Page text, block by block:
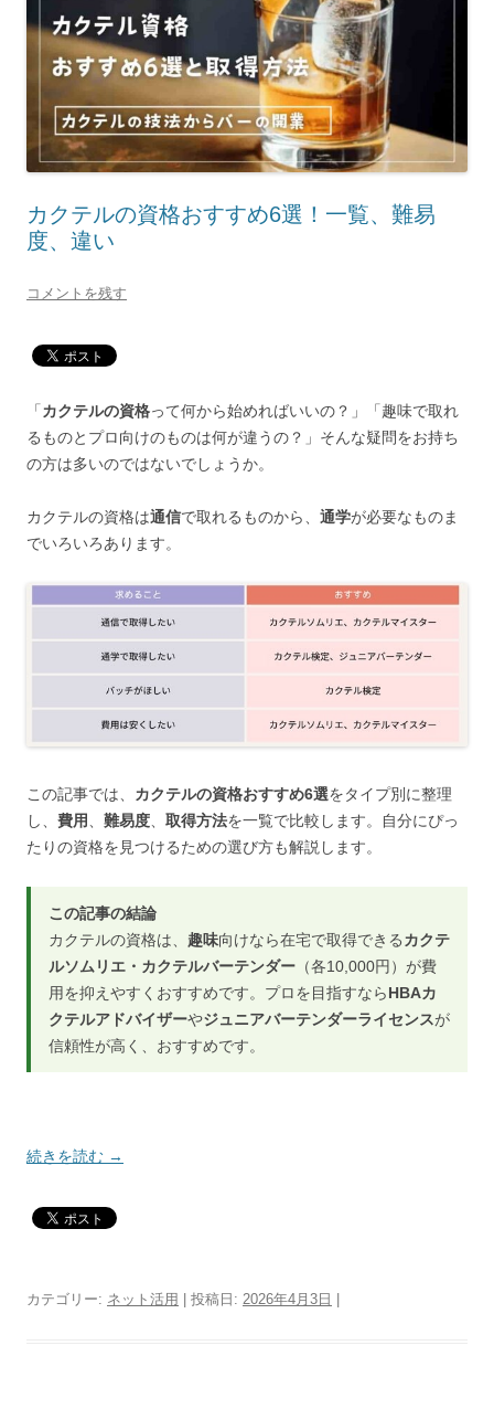
カクテルの資格おすすめ6選！一覧、難易
度、違い
コメントを残す
「カクテルの資格って何から始めればいいの？」「趣味で取れ
るものとプロ向けのものは何が違うの？」そんな疑問をお持ち
の方は多いのではないでしょうか。
カクテルの資格は通信で取れるものから、 通学が必要なものま
でいろいろあります。
この記事では、 カクテルの資格おすすめ6選をタイプ別に整理
し、 費用 難易度 取得方法を一覧で比較します。自分にぴっ
たりの資格を見つけるための選び方も解説します。
この記事の結論
カクテルの資格は、 趣味向けなら在宅で取得できるカクテ
ルソムリエ・カクテルバーテンダー （各10,000円）が費
用を抑えやすくおすすめです。プロを目指すならHBAカ
クテルアドバイザーやジュニアバーテンダーライセンスが
信頼性が高く、おすすめです。
続きを読む →
カテゴリー: ネット活用 | 投稿日: 2026年4月3日 |